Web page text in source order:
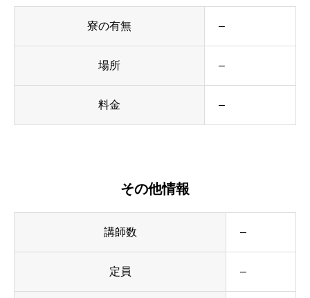
寮の有無 –
場所 –
料金 –
その他情報
講師数 –
定員 –